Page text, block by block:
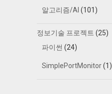
알고리즘/AI (101)
정보기술 프로젝트 (25)
파이썬 (24)
SimplePortMonitor(1)